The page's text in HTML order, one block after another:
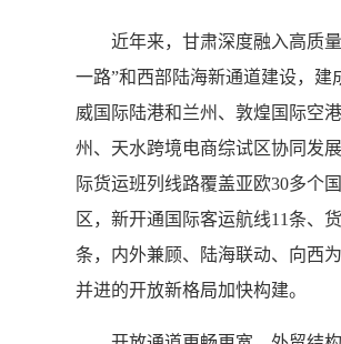
近年来，甘肃深度融入高质量
一路”和西部陆海新通道建设，建
威国际陆港和兰州、敦煌国际空
州、天水跨境电商综试区协同发
际货运班列线路覆盖亚欧30多个
区，新开通国际客运航线11条、
条，内外兼顾、陆海联动、向西
并进的开放新格局加快构建。